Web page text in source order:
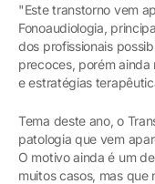
"Este transtorno vem
Fonoaudiologia,
dos profissionais
precoces, porém
e estratégias
Tema deste ano, o
patologia que vem
O motivo ainda é um
muitos casos, mas